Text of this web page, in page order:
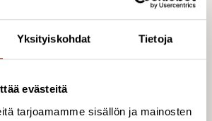
Yksityiskohdat Tietoja
evästeitä
tarjoamamme sisällön ja mainosten
tavoitetila kuvaa kulttuuria
kulttuurin tekijät ja sisällöt.
syntyy valovoimaisen